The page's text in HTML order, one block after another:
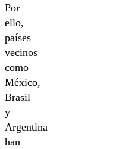
Por
ello,
países
vecinos
como
México,
Brasil
y
Argentina
han